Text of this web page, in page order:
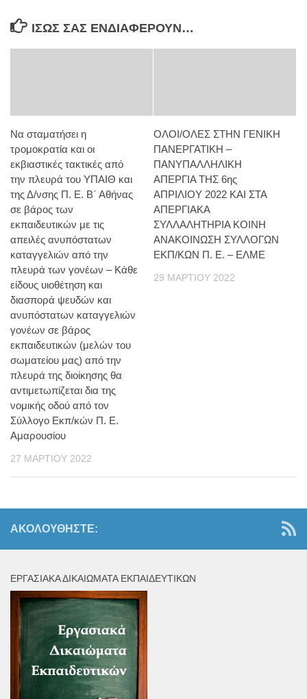
ΊΣΩΣ ΣΑΣ ΕΝΔΙΑΦΈΡΟΥΝ…
Να σταματήσει η
τρομοκρατία και οι
εκβιαστικές τακτικές από
την πλευρά του ΥΠΑΙΘ και
της Δ/νσης Π. Ε. Β΄ Αθήνας
σε βάρος των
εκπαιδευτικών με τις
απειλές ανυπόστατων
καταγγελιών από την
πλευρά των γονέων – Κάθε
είδους υιοθέτηση και
διασπορά ψευδών και
ανυπόστατων καταγγελιών
γονέων σε βάρος
εκπαιδευτικών (μελών του
σωματείου μας) από την
πλευρά της διοίκησης θα
αντιμετωπίζεται δια της
νομικής οδού από τον
Σύλλογο Εκπ/κών Π. Ε.
Αμαρουσίου
27 ΜΑΡΤΊΟΥ 2022
ΟΛΟΙ/ΟΛΕΣ ΣΤΗΝ ΓΕΝΙΚΗ
ΠΑΝΕΡΓΑΤΙΚΗ –
ΠΑΝΥΠΑΛΛΗΛΙΚΗ
ΑΠΕΡΓΙΑ ΤΗΣ 6ης
ΑΠΡΙΛΙΟΥ 2022 ΚΑΙ ΣΤΑ
ΑΠΕΡΓΙΑΚΑ
ΣΥΛΛΑΛΗΤΗΡΙΑ ΚΟΙΝΗ
ΑΝΑΚΟΙΝΩΣΗ ΣΥΛΛΟΓΩΝ
ΕΚΠ/ΚΩΝ Π. Ε. – ΕΛΜΕ
29 ΜΑΡΤΊΟΥ 2022
ΑΚΟΛΟΥΘΉΣΤΕ:
ΕΡΓΑΣΙΑΚΆ ΔΙΚΑΙΏΜΑΤΑ ΕΚΠΑΙΔΕΥΤΙΚΏΝ